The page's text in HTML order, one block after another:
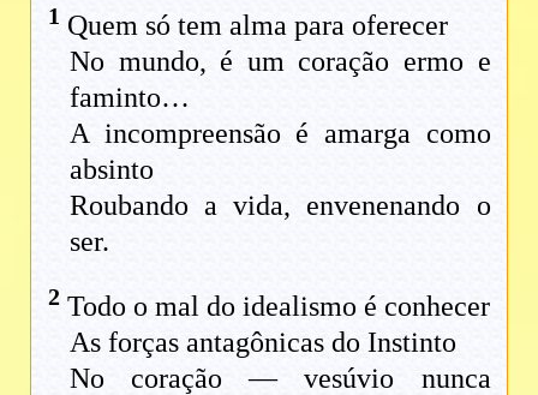
1 Quem só tem alma para oferecer
No mundo, é um coração ermo e
faminto…
A incompreensão é amarga como
absinto
Roubando a vida, envenenando o
ser.
2Todo o mal do idealismo é conhecer
As forças antagônicas do Instinto
No coração — vesúvio nunca